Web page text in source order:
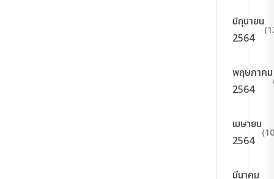
มิถุนายน
2564
พฤษภาคม
2564
เมษายน
2564
มีนาคม